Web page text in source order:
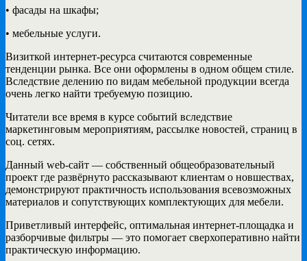
• фасады на шкафы;
• мебельные услуги.
Визиткой интернет-ресурса считаются современные
тенденции рынка. Все они оформлены в одном общем стиле.
Вследствие делению по видам мебельной продукции всегда
очень легко найти требуемую позицию.
Читатели все время в курсе событий вследствие
маркетинговым мероприятиям, рассылке новостей, страниц в
соц. сетях.
Данный web-сайт — собственный общеобразовательный
проект где развёрнуто рассказывают клиентам о новшествах,
демонстрируют практичность использования всевозможных
материалов и сопутствующих комплектующих для мебели.
Приветливый интерфейс, оптимальная интернет-площадка и
разборчивые фильтры — это помогает сверхоперативно найти
практическую информацию.